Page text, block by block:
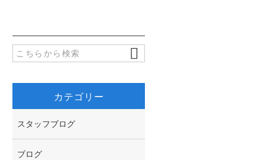
カテゴリー
スタッフブログ
ブログ